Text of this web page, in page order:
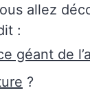
allez
:
géant de
?